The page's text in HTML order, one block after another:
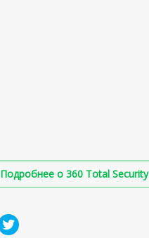
Подробнее о 360 Total Security